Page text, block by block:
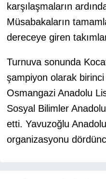
karşılaşmaların
Müsabakaların
dereceye giren
Turnuva sonunda
şampiyon olarak birinci
Osmangazi Anadolu
Sosyal Bilimler
etti. Yavuzoğlu
organizasyonu